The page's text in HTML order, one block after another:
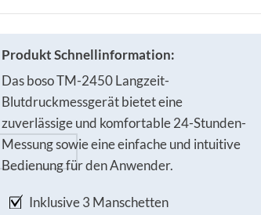
Produkt Schnellinformation:
Das boso TM-2450 Langzeit-
Blutdruckmessgerät bietet eine
zuverlässige und komfortable 24-Stunden-
Messung sowie eine einfache und intuitive
Bedienung für den Anwender.
Inklusive 3 Manschetten